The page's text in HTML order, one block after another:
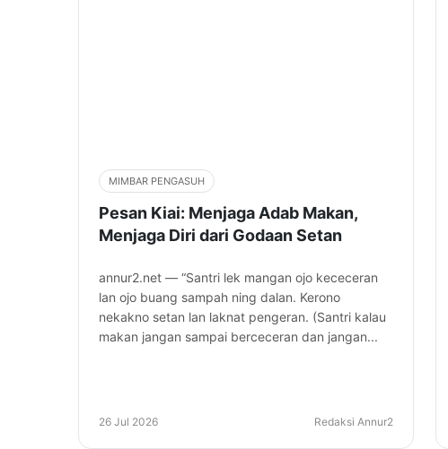
MIMBAR PENGASUH
Pesan Kiai: Menjaga Adab Makan,
Menjaga Diri dari Godaan Setan
annur2.net — “Santri lek mangan ojo kececeran
lan ojo buang sampah ning dalan. Kerono
nekakno setan lan laknat pengeran. (Santri kalau
makan jangan sampai berceceran dan jangan...
26 Jul 2026 Redaksi Annur2